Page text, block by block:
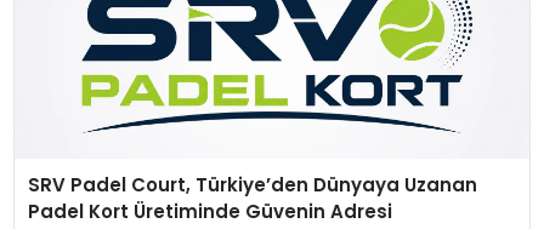
SRV Padel Court, Türkiye’den Dünyaya Uzanan
Padel Kort Üretiminde Güvenin Adresi